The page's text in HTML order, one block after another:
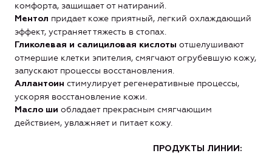
комфорта, защищает от натираний.
Ментол придает коже приятный, легкий охлаждающий
эффект, устраняет тяжесть в стопах.
Гликолевая и салициловая кислоты отшелушивают
отмершие клетки эпителия, смягчают огрубевшую кожу,
запускают процессы восстановления.
Аллантоин стимулирует регенеративные процессы,
ускоряя восстановление кожи.
Масло ши обладает прекрасным смягчающим
действием, увлажняет и питает кожу.
ПРОДУКТЫ ЛИНИИ: